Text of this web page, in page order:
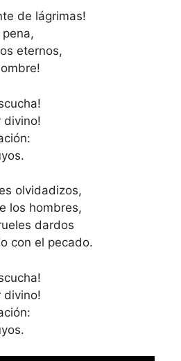
de lágrimas!
eternos,
divino!
olvidadizos,
los hombres,
dardos
con el pecado.
divino!